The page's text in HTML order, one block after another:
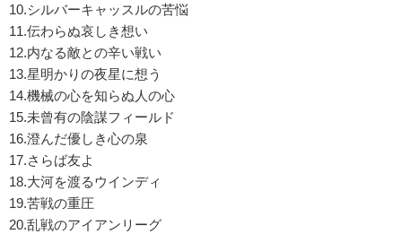
10.シルバーキャッスルの苦悩
11.伝わらぬ哀しき想い
12.内なる敵との辛い戦い
13.星明かりの夜星に想う
14.機械の心を知らぬ人の心
15.未曾有の陰謀フィールド
16.澄んだ優しき心の泉
17.さらば友よ
18.大河を渡るウインディ
19.苦戦の重圧
20.乱戦のアイアンリーグ